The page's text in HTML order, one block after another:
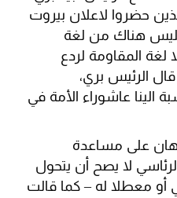
حضروا لاعلان بيروت
هناك من لغة
لغة المقاومة لردع
الرئيس بري،
عاشوراء الأمة في
على مساعدة
لا يصح أن يتحول
أو معطلا له – كما قالت